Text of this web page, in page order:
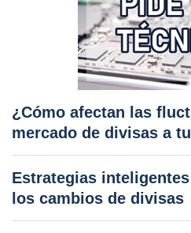
¿Cómo afectan las
mercado de divisas a
Estrategias
los cambios de divisas